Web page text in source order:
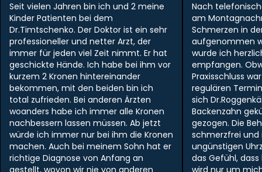
Seit vielen Jahren bin ich und 2 meine
Kinder Patienten bei dem
Dr.Timtschenko. Der Doktor ist ein sehr
professioneller und netter Arzt, der
immer für jeden viel Zeit nimmt. Er hat
geschickte Hände. Ich habe bei ihm vor
kurzem 2 Kronen hintereinander
bekommen, mit den beiden bin ich
total zufrieden. Bei anderen Ärzten
woanders habe ich immer alle Kronen
nachbessern lassen müssen. Ab jetzt
würde ich immer nur bei ihm die Kronen
machen. Auch bei meinem Sohn hat er
richtige Diagnose von Anfang an
gestellt, wovon wir nie von anderen
Nach
am
Schmerzen in
aufgenommen
wurde ich
empfangen.
Praxisschluss
regulären
sich
Backenzahn
gezogen. Die
schmerzfrei
ungünstigen
das Gefühl,
wird nur um